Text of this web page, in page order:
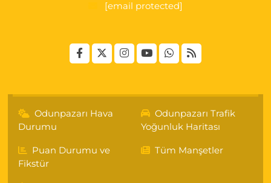
[email protected]
Odunpazarı Hava
Durumu
Odunpazarı Trafik
Yoğunluk Haritası
Puan Durumu ve
Fikstür
Tüm Manşetler